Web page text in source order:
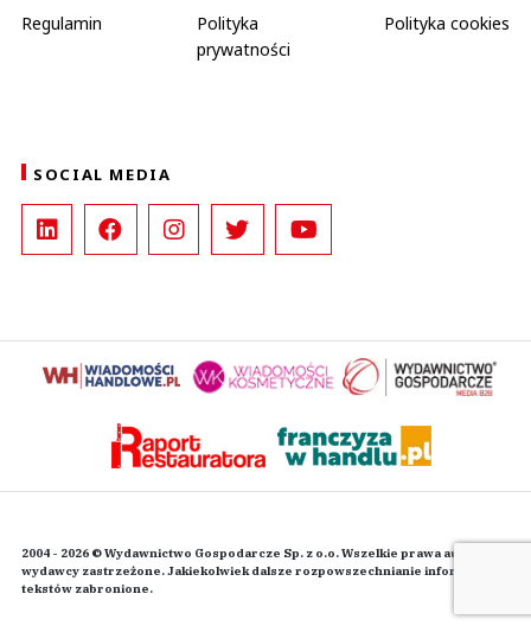
Regulamin
Polityka
prywatności
Polityka cookies
SOCIAL MEDIA
2004 - 2026 © Wydawnictwo Gospodarcze Sp. z o.o. Wszelkie prawa autorskie
wydawcy zastrzeżone. Jakiekolwiek dalsze rozpowszechnianie informacji i
tekstów zabronione.